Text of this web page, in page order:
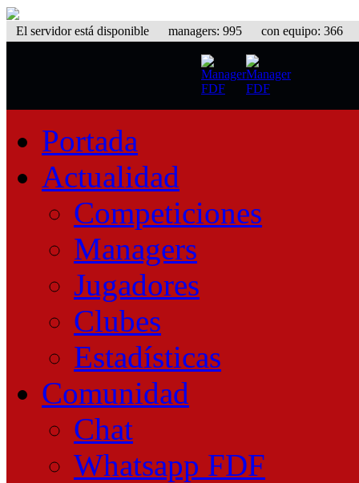
El servidor está disponible managers: 995 con equipo: 366
Portada
Actualidad
Competiciones
Managers
Jugadores
Clubes
Estadísticas
Comunidad
Chat
Whatsapp FDF